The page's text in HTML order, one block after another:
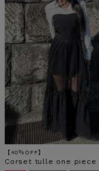
【40％OFF】
Corset tulle one piece